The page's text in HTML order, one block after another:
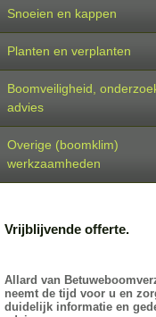
Snoeien en kappen
Planten en verplanten
Boomveiligheid,
advies
Overige (boomklim)
werkzaamheden
Vrijblijvende offerte.
Allard van
neemt de tijd voor u en
duidelijk informatie en